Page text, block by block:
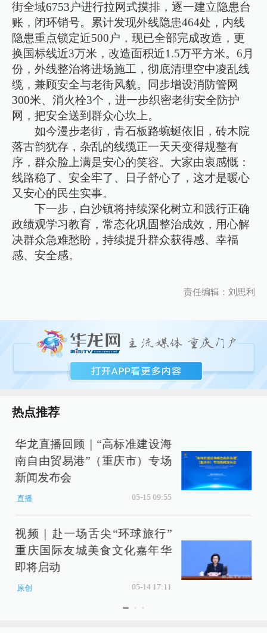
街全域6753户进行拉网式摸排，逐一建立隐患台
账，闭环销号。累计发现外线隐患464处，内线
隐患重点锁定近500户，现已全部完成改造，更
换国标线近3万米，改造面积近1.5万平方米。6月
份，外线整治将进场施工，彻底清理空中凌乱线
缆，兼顾安全与老街风貌。同步增设消防管网
300米、消火栓3个，进一步织密老街安全防护
网，把安全送到群众心坎上。
如今漫步老街，青石板路蜿蜒依旧，砖木院
落古韵犹存，杂乱的线缆正一天天变得规整有
序，群众脸上满是安心的笑容。大家由衷感慨：
线路稳了、安全牢了、日子舒心了，这才是暖心
又安心的民生实事。
下一步，白沙镇将持续深化树立和践行正确
政绩观学习教育，常态化巩固整治成效，用心解
决群众急难愁盼，持续提升群众获得感、幸福
感、安全感。
责任编辑：刘思利
热点推荐
华龙直播回顾｜“高标准建设海
南自由贸易港”（重庆市）专场
新闻发布会
直播 05-15 09:55
视频｜赴一场舌尖“环球旅行”
重庆国际友城美食文化嘉年华
即将启动
原创 05-14 17:11